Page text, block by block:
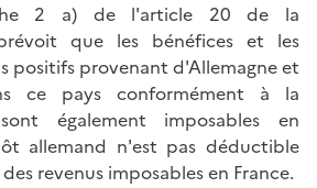
2 a) de l'article 20 de la
que les bénéfices et les
positifs provenant d'Allemagne et
ce pays conformément à la
également imposables en
allemand n'est pas déductible
revenus imposables en France.